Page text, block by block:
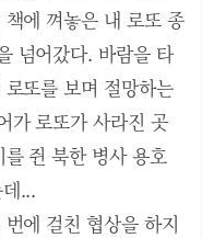
에 껴놓은 내 로또 종
넘어갔다. 바람을 타
또를 보며 절망하는
가 로또가 사라진 곳
쥔 북한 병사 용호
...
에 걸친 협상을 하지